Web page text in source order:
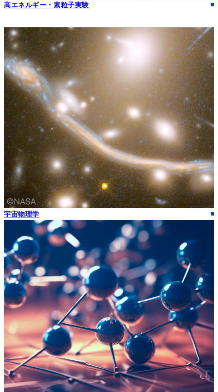
高エネルギー・素粒子実験
宇宙物理学